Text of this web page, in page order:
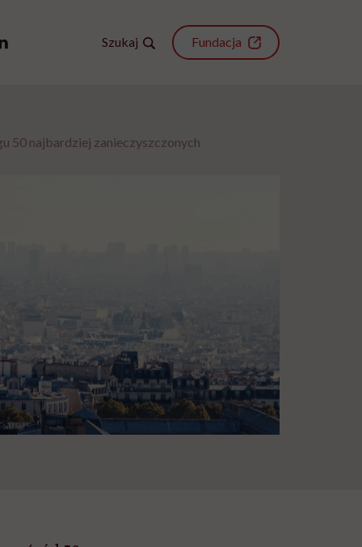
Szukaj Fundacja
50 najbardziej zanieczyszczonych